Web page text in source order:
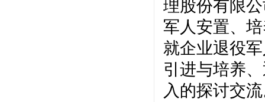
理股份有限
军人安置、
就企业退役
引进与培养
入的探讨交